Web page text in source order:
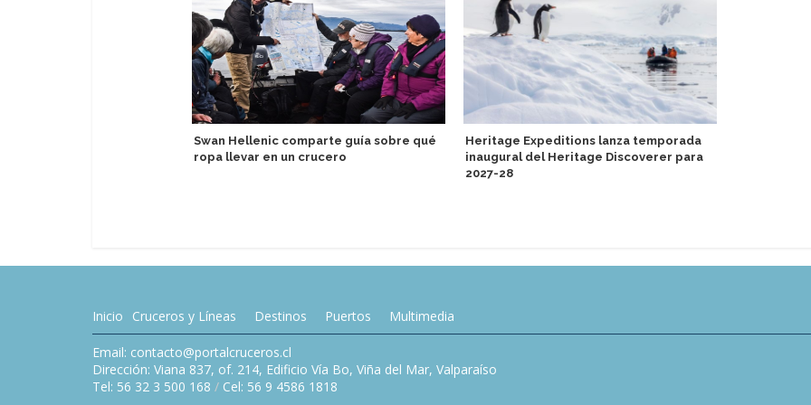
Swan Hellenic comparte guía sobre qué
ropa llevar en un crucero
Heritage Expeditions lanza temporada
inaugural del Heritage Discoverer para
2027-28
Inicio Cruceros y Líneas Destinos Puertos Multimedia
Email: contacto@portalcruceros.cl
Dirección: Viana 837, of. 214, Edificio Vía Bo, Viña del Mar, Valparaíso
Tel: 56 32 3 500 168 / Cel: 56 9 4586 1818